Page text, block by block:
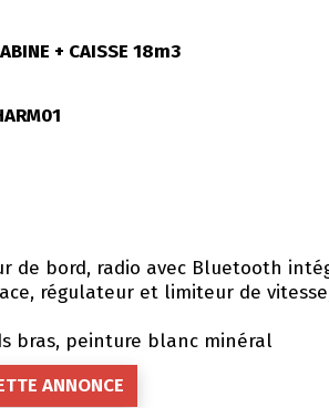
+ CAISSE 18m3
de bord, radio avec Bluetooth
régulateur et limiteur de
bras, peinture blanc minéral
ANNONCE